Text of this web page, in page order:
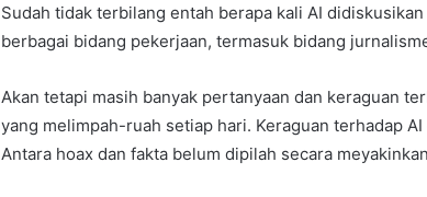
Sudah tidak terbilang entah berapa kali AI
berbagai bidang pekerjaan, termasuk bidang
Akan tetapi masih banyak pertanyaan dan keraguan
yang melimpah-ruah setiap hari. Keraguan terhadap
Antara hoax dan fakta belum dipilah secara